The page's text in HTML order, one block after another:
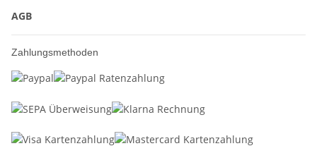
AGB
Zahlungsmethoden